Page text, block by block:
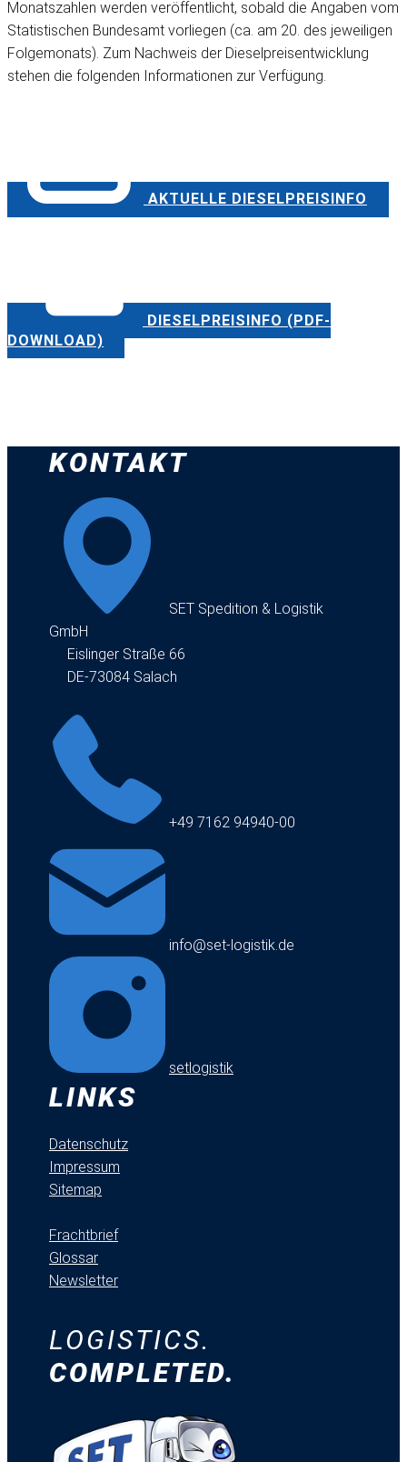
Monatszahlen werden veröffentlicht, sobald die Angaben vom
Statistischen Bundesamt vorliegen (ca. am 20. des jeweiligen
Folgemonats). Zum Nachweis der Dieselpreisentwicklung
stehen die folgenden Informationen zur Verfügung.
AKTUELLE DIESELPREISINFO
DIESELPREISINFO (PDF-
DOWNLOAD)
KONTAKT
​SET Spedition & Logistik
GmbH
Eislinger Straße 66
DE-73084 Salach
+49 7162 94940-00
info@set-logistik.de
setlogistik
LINKS
Datenschutz
Impressum
Sitemap
Frachtbrief
Glossar
Newsletter
LOGISTICS.
COMPLETED.